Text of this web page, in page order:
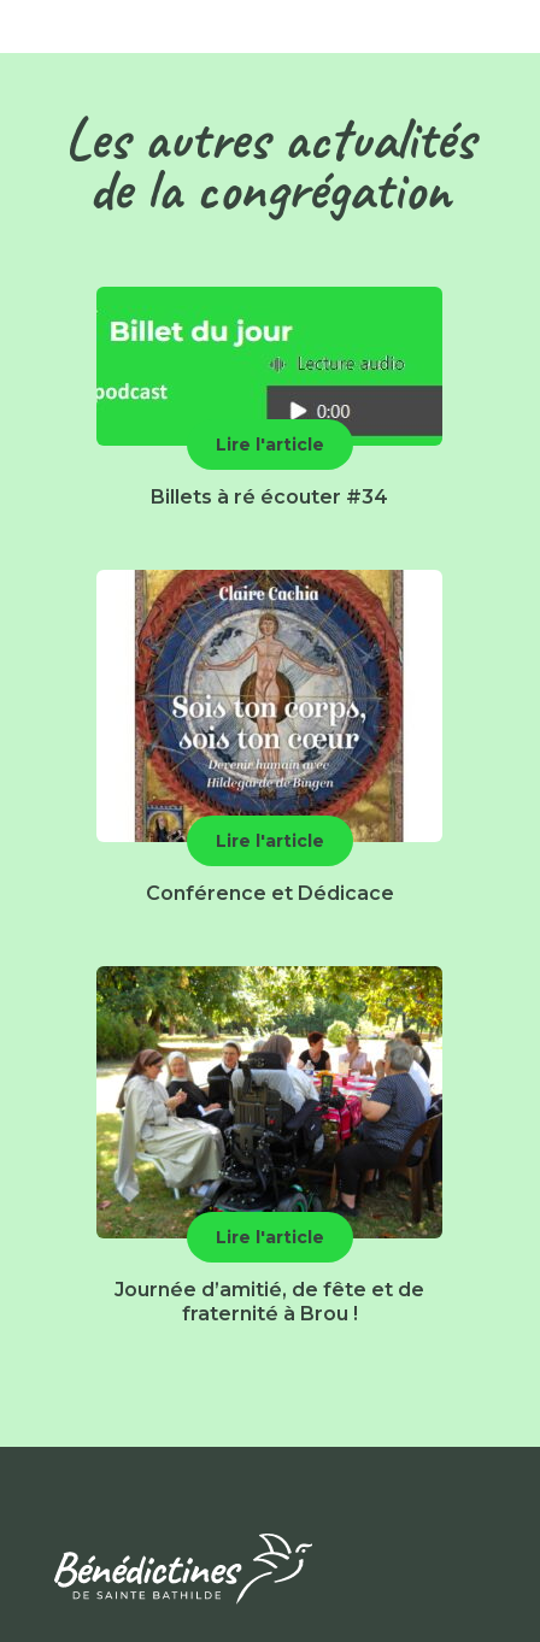
Les autres actualités
de la congrégation
Lire l'article
Billets à ré écouter #34
Lire l'article
Conférence et Dédicace
Lire l'article
Journée d’amitié, de fête et de
fraternité à Brou !